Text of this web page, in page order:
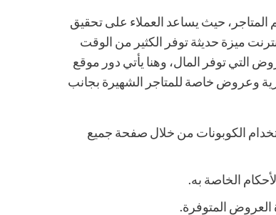
حيث يساعد العملاء على تحقيق
ميزة حديثة توفر الكثير من الوقت
التي توفر المال، وهنا يأتي دور موقع
وعروض خاصة للمتاجر الشهيرة بجانب
الكوبونات من خلال صفحة جميع
الخاصة به.
المتوفرة.